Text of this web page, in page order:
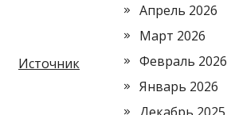
Источник
Апрель 2026
Март 2026
Февраль 2026
Январь 2026